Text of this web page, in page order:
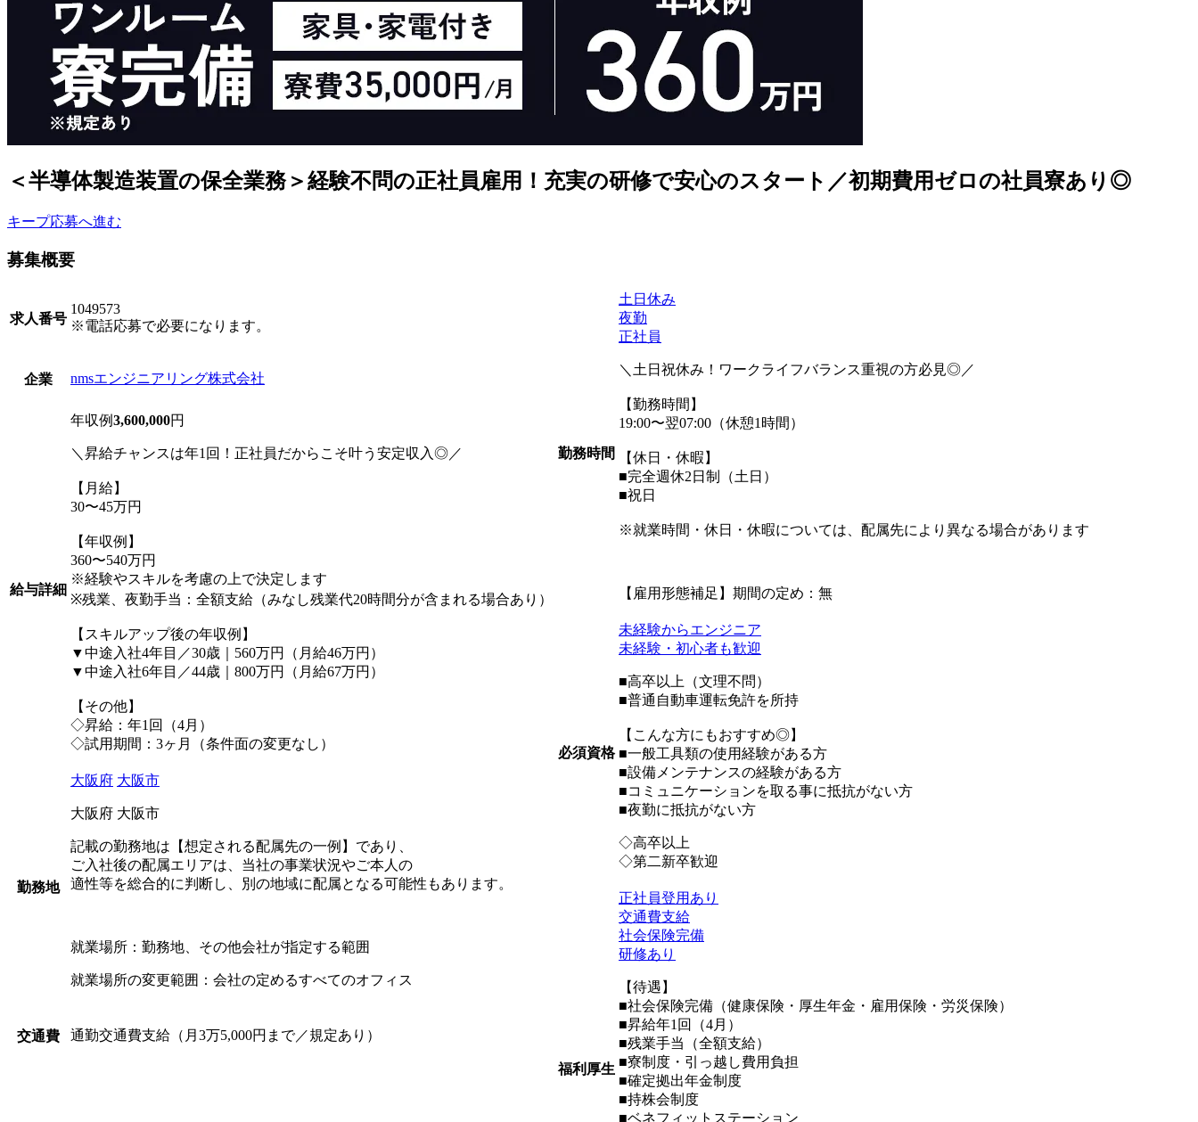
＜半導体製造装置の保全業務＞経験不問の正社員雇用！充実の研修で安心のスタート／初期費用ゼロの社員寮あり◎
キープ応募へ進む
募集概要
求人番号
1049573
※電話応募で必要になります。
企業 nmsエンジニアリング株式会社
給与詳細
年収例3,600,000円
＼昇給チャンスは年1回！正社員だからこそ叶う安定収入◎／
【月給】
30〜45万円
【年収例】
360〜540万円
※経験やスキルを考慮の上で決定します
※残業、夜勤手当：全額支給（みなし残業代20時間分が含まれる場合あり）
【スキルアップ後の年収例】
▼中途入社4年目／30歳｜560万円（月給46万円）
▼中途入社6年目／44歳｜800万円（月給67万円）
【その他】
◇昇給：年1回（4月）
◇試用期間：3ヶ月（条件面の変更なし）
勤務地
大阪府 大阪市
大阪府 大阪市
記載の勤務地は【想定される配属先の一例】であり、
ご入社後の配属エリアは、当社の事業状況やご本人の
適性等を総合的に判断し、別の地域に配属となる可能性もあります。
就業場所：勤務地、その他会社が指定する範囲
就業場所の変更範囲：会社の定めるすべてのオフィス
交通費 通勤交通費支給（月3万5,000円まで／規定あり）
勤務時間
土日休み
夜勤
正社員
＼土日祝休み！ワークライフバランス重視の方必見◎／
【勤務時間】
19:00〜翌07:00（休憩1時間）
【休日・休暇】
■完全週休2日制（土日）
■祝日
※就業時間・休日・休暇については、配属先により異なる場合があります
【雇用形態補足】期間の定め：無
必須資格
未経験からエンジニア
未経験・初心者も歓迎
■高卒以上（文理不問）
■普通自動車運転免許を所持
【こんな方にもおすすめ◎】
■一般工具類の使用経験がある方
■設備メンテナンスの経験がある方
■コミュニケーションを取る事に抵抗がない方
■夜勤に抵抗がない方
◇高卒以上
◇第二新卒歓迎
福利厚生
正社員登用あり
交通費支給
社会保険完備
研修あり
【待遇】
■社会保険完備（健康保険・厚⽣年⾦・雇⽤保険・労災保険）
■昇給年1回（4月）
■残業手当（全額支給）
■寮制度・引っ越し費用負担
■確定拠出年金制度
■持株会制度
■ベネフィットステーション